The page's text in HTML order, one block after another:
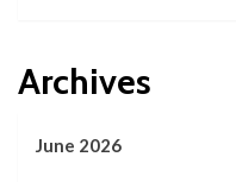
Archives
June 2026